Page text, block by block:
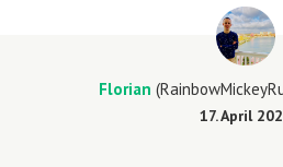
Florian
17. April